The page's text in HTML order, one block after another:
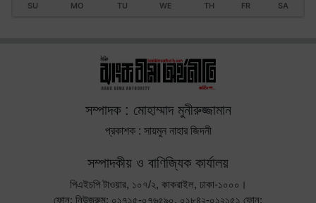
SU MO TU WE TH FR SA
সম্পাদক : মোহাম্মাদ মুনীরুজ্জামান
প্রকাশক : সায়মুন নাহার জিদনী
সম্পাদকীয় ও বাণিজ্যিক কার্যালয়
পিএইচপি টাওয়ার, ১০৭/২, কাকরাইল, ঢাকা-১০০০।
ফোন: নিউজরুম: ০১৭১৫-০৭৬৫৯০, ০১৮৪২-০১২১৫১ ফোন: